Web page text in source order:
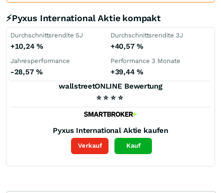
⚡Pyxus International Aktie kompakt
Durchschnittsrendite 5J
+10,24 %
Durchschnittsrendite 3J
+40,57 %
Jahresperformance
-28,57 %
Performance 3 Monate
+39,44 %
wallstreetONLINE Bewertung
⭐ ⭐ ⭐ ⭐
Pyxus International Aktie kaufen
Verkauf Kauf